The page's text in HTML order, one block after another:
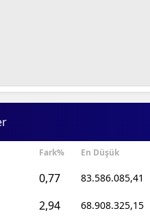
Fark% En Düşük
0,77 83.586.085,41
2,94 68.908.325,15